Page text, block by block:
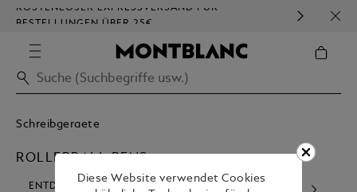
KOSTENLOSER EXPRESSVERSAND FÜR
BESTELLUNGEN ÜBER 25€
Schreibgeraete
ROLLERBALL PENS
ENTDECKEN SIE UNSERE KATEGORIEN
Diese Website verwendet Cookies